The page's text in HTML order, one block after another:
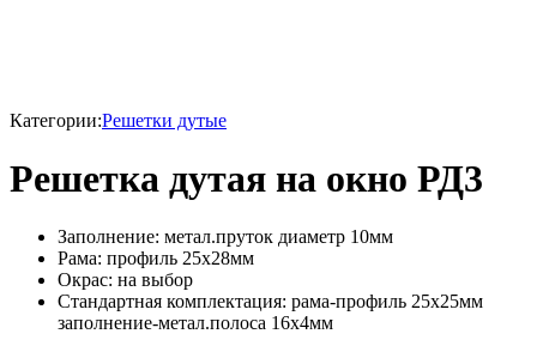
Категории:Решетки дутые
Решетка дутая на окно РД3
Заполнение: метал.пруток диаметр 10мм
Рама: профиль 25х28мм
Окрас: на выбор
Стандартная комплектация: рама-профиль 25х25мм
заполнение-метал.полоса 16х4мм